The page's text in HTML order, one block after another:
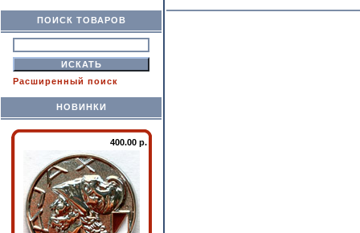
ПОИСК ТОВАРОВ
Расширенный поиск
НОВИНКИ
400.00 р.